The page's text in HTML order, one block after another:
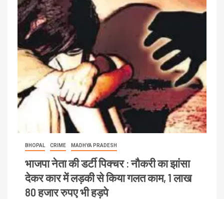
BHOPAL CRIME MADHYA PRADESH
भाजपा नेता की डर्टी पिक्चर : नौकरी का झांसा
देकर कार में लड़की से किया गलत काम, 1 लाख
80 हजार रुपए भी हड़पे